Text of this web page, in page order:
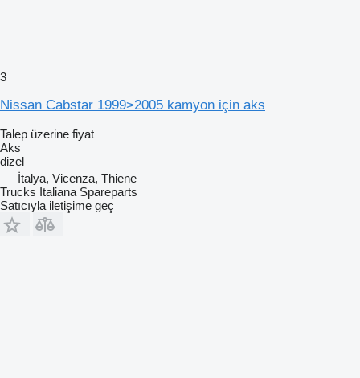
3
Nissan Cabstar 1999>2005 kamyon için aks
Talep üzerine fiyat
Aks
dizel
İtalya, Vicenza, Thiene
Trucks Italiana Spareparts
Satıcıyla iletişime geç